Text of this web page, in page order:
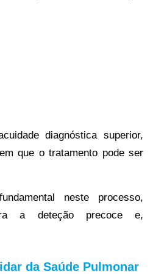
diagnóstica superior,
que o tratamento pode ser
neste processo,
a deteção precoce e,
da Saúde Pulmonar